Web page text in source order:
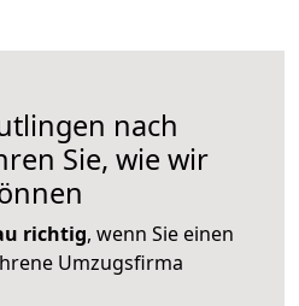
nach
Sie, wie wir
richtig, wenn Sie einen
Umzugsfirma